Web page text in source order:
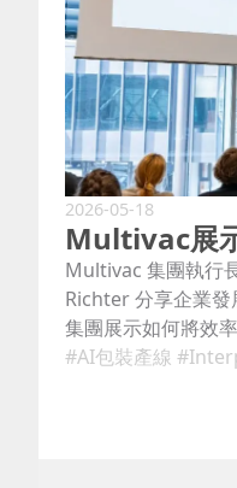
2026-05-18
Multivac展
Multivac 集團執行
Richter 分享企業
集團展示如何將效
解決方案。公司於
#AI包裝產線